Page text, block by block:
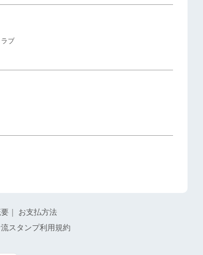
ブ
お支払方法
スタンプ利用規約